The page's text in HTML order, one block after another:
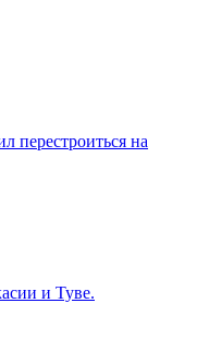
перестроиться на
и Туве.